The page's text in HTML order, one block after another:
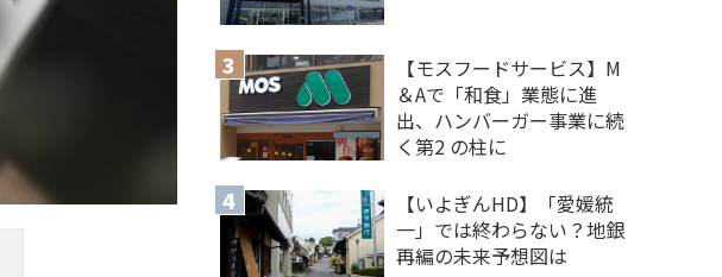
【モスフードサービス】M
＆Aで「和食」業態に進
出、ハンバーガー事業に続
く第2 の柱に
【いよぎんHD】「愛媛統
一」では終わらない？地銀
再編の未来予想図は